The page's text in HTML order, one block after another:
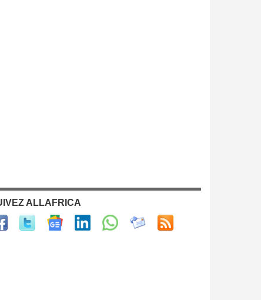
ALLAFRICA